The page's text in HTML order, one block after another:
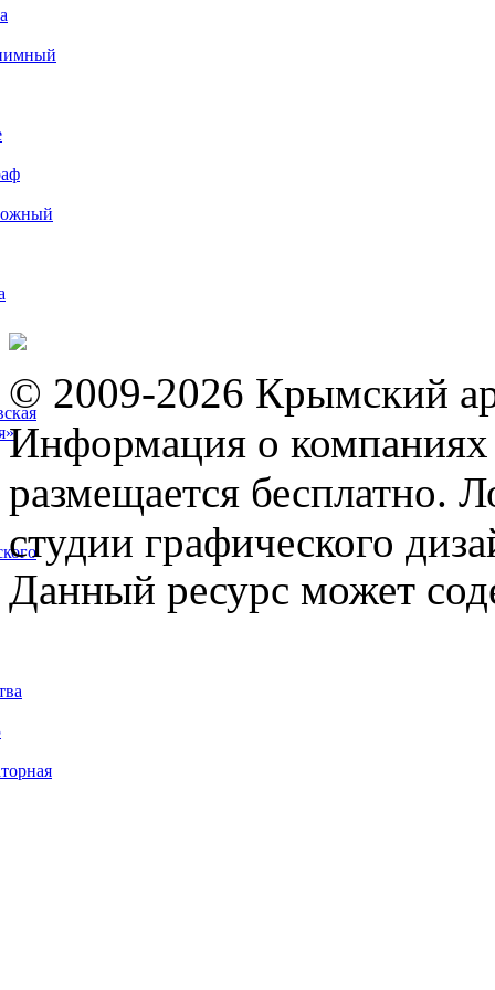
© 2009-2026 Крымский
Информация о компаниях
размещается бесплатно.
студии графического
Данный ресурс может